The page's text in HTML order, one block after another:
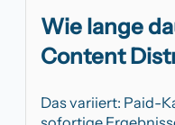
Wie lange
Content
Das variiert: Paid-